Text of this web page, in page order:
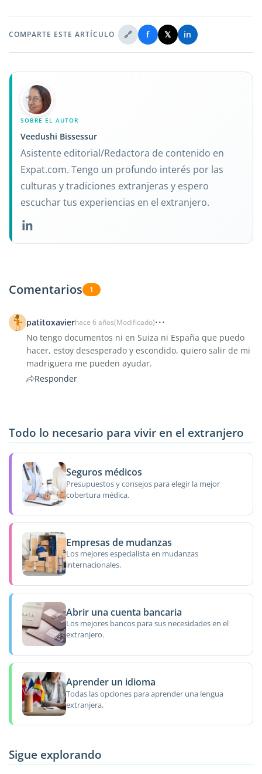
COMPARTE ESTE ARTÍCULO 🔗 f 𝕏 in
SOBRE EL AUTOR
Veedushi Bissessur
Asistente editorial/Redactora de contenido en
Expat.com. Tengo un profundo interés por las
culturas y tradiciones extranjeras y espero
escuchar tus experiencias en el extranjero.
Comentarios 1
patitoxavierhace 6 años(Modificado)
No tengo documentos ni en Suiza ni España que puedo
hacer, estoy desesperado y escondido, quiero salir de mi
madriguera me pueden ayudar.
Responder
Todo lo necesario para vivir en el extranjero
Seguros médicos
Presupuestos y consejos para elegir la mejor
cobertura médica.
Empresas de mudanzas
Los mejores especialista en mudanzas
internacionales.
Abrir una cuenta bancaria
Los mejores bancos para sus necesidades en el
extranjero.
Aprender un idioma
Todas las opciones para aprender una lengua
extranjera.
Sigue explorando